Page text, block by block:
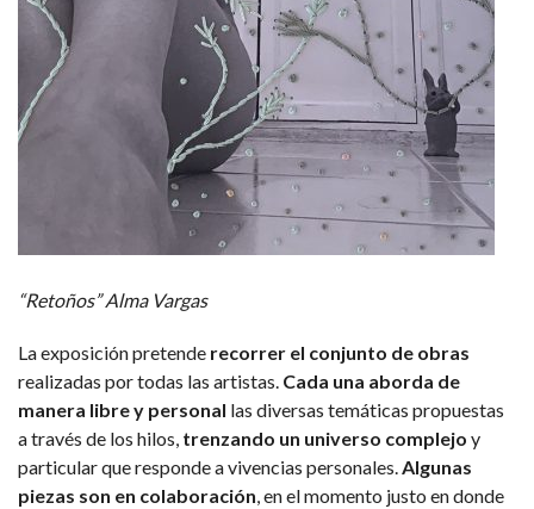
“Retoños” Alma Vargas
La exposición pretende recorrer el conjunto de obras
realizadas por todas las artistas. Cada una aborda de
manera libre y personal las diversas temáticas propuestas
a través de los hilos, trenzando un universo complejo y
particular que responde a vivencias personales.Algunas
piezas son en colaboración, en el momento justo en donde